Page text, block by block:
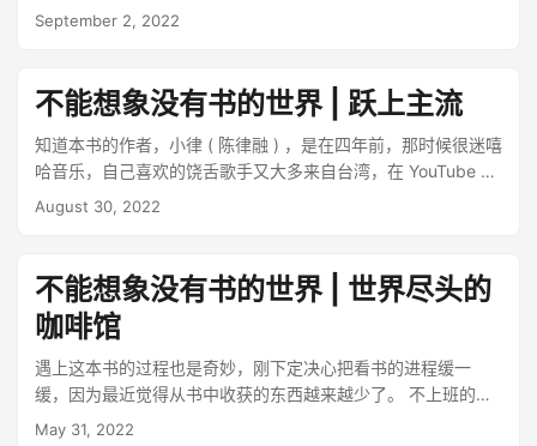
分治、抽象等思想，还有许多的算法题和工程问题详解，专业
来聊聊品味。记得在读书的时候，刚开始写代码，有一天问了
老师，什么样的代码才是美的、好的，老师给了一个比喻，就
像看足球的时候，一支球队踢得流畅、简洁、高效。在我看
来，美是一种通感，并不是说，一个感性的人更能感知美，学
理工的人在这方面会显得木讷。看过的电影书籍、听过的音
乐、吃过的美食、写的代码、解决过的工作难题，都有助于形
的“品味”。这也是一个需要长期滋养的过程，当然也有一些方法
论，比如学摄影的时候，会有很多人讲构图 blahblah 的技巧，
或是学英语的时候，一上来就是厚厚的语法，如果不是为了在
论，用直觉和时间来打磨自己，也会更加有趣。 再一个就是知
识体系。学习工作这么多年，在领域里已经积累了很多知识，
而繁杂的细节又很容易忘记（好想有一块记忆面包啊），拥有
September 2, 2022
不能想象没有书的世界 | 跃上主流
知道本书的作者，小律 ( 陈律融 ) ，是在四年前，那时候很迷嘻
哈音乐，自己喜欢的饶舌歌手又大多来自台湾，在 YouTube 冲
浪的时候，偶然间刷到了 Wassup Producer 音乐制作频道，频
唱片店里盲选 3 张唱片，然后用采样的手法来制作一首音乐。
在节目里，各个制作人都展现了截然不同且个性十足的创作过
程，我也算是第一次认识到音乐制作人的身份，顺藤摸瓜，沿
着节目里出现的名字，逐渐发现了更多有意思的音乐人。 小律
后续也在线上开启了音乐制作的课程，刷动态得知一直在准备
出版书籍，就是现在到手的这本《跃上主流》。书中是以采访
的形式，记录了与十三位音乐制作人的对话，分享精彩的职业
August 30, 2022
不能想象没有书的世界 | 世界尽头的
咖啡馆
遇上这本书的过程也是奇妙，刚下定决心把看书的进程缓一
缓，因为最近觉得从书中收获的东西越来越少了。 不上班的第
一天，和朋友在书店转了转，突然就瞥到了这本小书，《世界
May 31, 2022